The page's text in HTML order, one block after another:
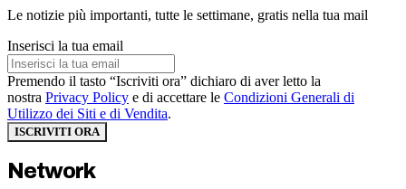
Le notizie più importanti, tutte le settimane, gratis nella tua mail
Inserisci la tua email
Premendo il tasto “Iscriviti ora” dichiaro di aver letto la
nostra Privacy Policy e di accettare le Condizioni Generali di
Utilizzo dei Siti e di Vendita.
ISCRIVITI ORA
Network